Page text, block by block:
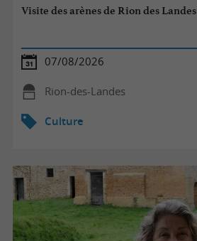
Visite des arènes de Rion des Landes
07/08/2026
Rion-des-Landes
Culture